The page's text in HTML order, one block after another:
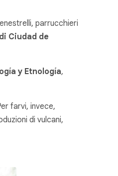
parrucchieri
Ciudad de
y Etnología,
farvi, invece,
di vulcani,